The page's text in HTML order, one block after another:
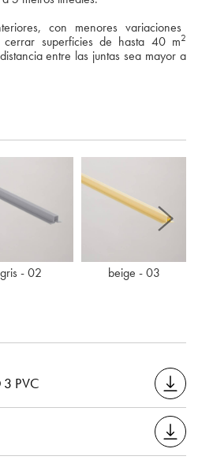
con menores variaciones
cerrar superficies de hasta 40 m2
entre las juntas sea mayor a
gris - 02 beige - 03
PVC